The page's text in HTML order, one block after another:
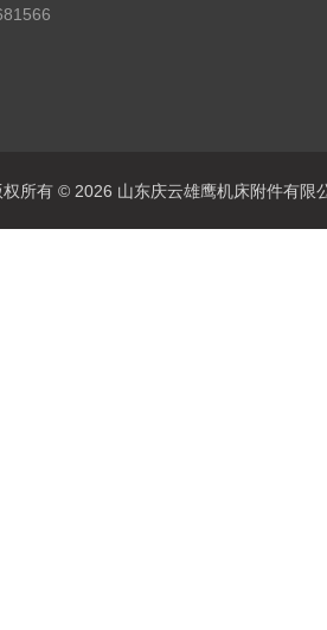
权所有 © 2026 山东庆云雄鹰机床附件有